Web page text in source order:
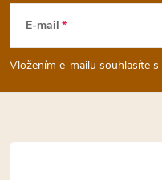
p
a
t
E-mail
Vložením e-mailu souhlasíte s